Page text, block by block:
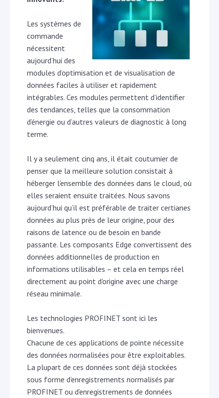
Les systèmes de
commande
nécessitent
aujourd’hui des
modules d’optimisation et de visualisation de
données faciles à utiliser et rapidement
intégrables. Ces modules permettent d’identifier
des tendances, telles que la consommation
d’énergie ou d’autres valeurs de diagnostic à long
terme.
Il y a seulement cinq ans, il était coutumier de
penser que la meilleure solution consistait à
héberger l’ensemble des données dans le cloud, où
elles seraient ensuite traitées. Nous savons
aujourd’hui qu’il est préférable de traiter certianes
données au plus près de leur origine, pour des
raisons de latence ou de besoin en bande
passante. Les composants Edge convertissent des
données additionnelles de production en
informations utilisables – et cela en temps réel
directement au point d’origine avec une charge
réseau minimale.
Les technologies PROFINET sont ici les
bienvenues.
Chacune de ces applications de pointe nécessite
des données normalisées pour être exploitables.
La plupart de ces données sont déjà stockées
sous forme d’enregistrements normalisés par
PROFINET ou d’enregistrements de données